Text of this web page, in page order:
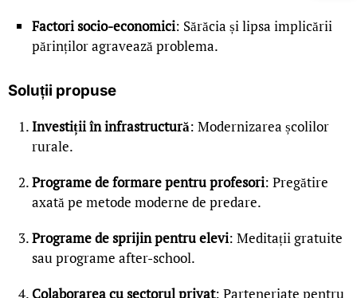
Factori socio-economici: Sărăcia și lipsa implicării
părinților agravează problema.
Soluții propuse
Investiții în infrastructură: Modernizarea școlilor
rurale.
Programe de formare pentru profesori: Pregătire
axată pe metode moderne de predare.
Programe de sprijin pentru elevi: Meditații gratuite
sau programe after-school.
Colaborarea cu sectorul privat: Parteneriate pentru